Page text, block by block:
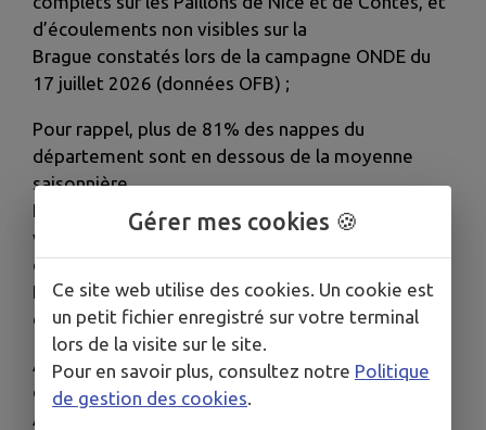
d’écoulements non visibles sur la
Brague constatés lors de la campagne ONDE du
17 juillet 2026 (données OFB) ;
Pour rappel, plus de 81% des nappes du
département sont en dessous de la moyenne
saisonnière.
Par ailleurs, l'indice d'humidité des sols avoisine la
valeur des 0,23 (bien en dessous du premier
décile).
Les températures de l'air et de l'eau atteignent
des records historiques.
Aussi, compte-tenu de la dégradation des
différents indicateurs, Monsieur le Préfet des
Alpes-Maritimes a pris la décision d'actualiser dès
Gérer mes cookies 🍪
Ce site web utilise des cookies. Un cookie est
un petit fichier enregistré sur votre terminal
lors de la visite sur le site.
Pour en savoir plus, consultez notre Politique
de gestion des cookies